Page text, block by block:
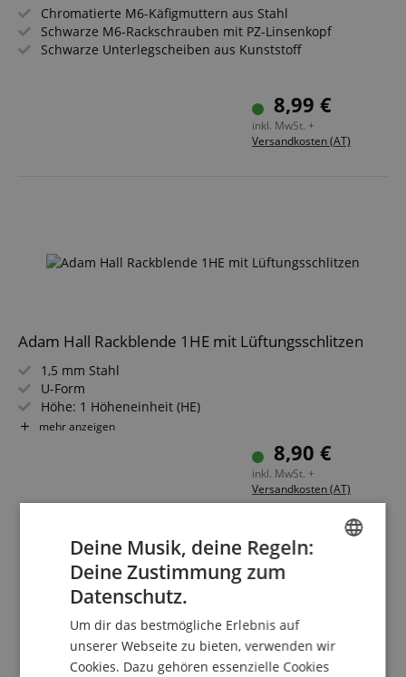
Chromatierte M6-Käfigmuttern aus Stahl
Schwarze M6-Rackschrauben mit PZ-Linsenkopf
Schwarze Unterlegscheiben aus Kunststoff
8,99 €
inkl. MwSt. +
Versandkosten (AT)
Adam Hall Rackblende 1HE mit Lüftungsschlitzen
1,5 mm Stahl
U-Form
Höhe: 1 Höheneinheit (HE)
Breite: 19"
mehr anzeigen
8,90 €
inkl. MwSt. +
Versandkosten (AT)
FRENCH
Deine Musik, deine Regeln:
Deine Zustimmung zum
Datenschutz.
Um dir das bestmögliche Erlebnis auf
unserer Webseite zu bieten, verwenden wir
Cookies. Dazu gehören essenzielle Cookies